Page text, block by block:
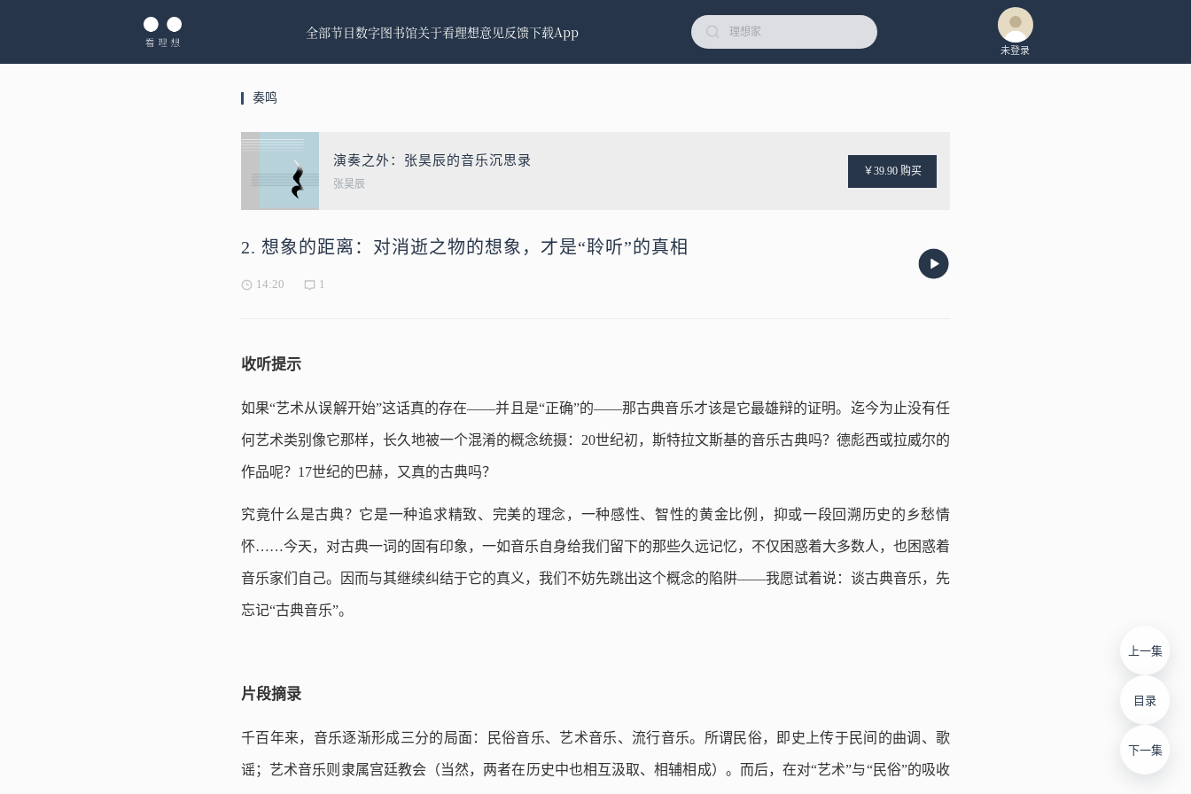
全部节目数字图书馆关于看理想意见反馈下载App
未登录
奏鸣
演奏之外：张昊辰的音乐沉思录
张昊辰
￥39.90 购买
2. 想象的距离：对消逝之物的想象，才是“聆听”的真相
14:20 1
上一集
目录
下一集
收听提示
如果“艺术从误解开始”这话真的存在——并且是“正确”的——那古典音乐才该是它最雄辩的证明。迄今为止没有任
何艺术类别像它那样，长久地被一个混淆的概念统摄：20世纪初，斯特拉文斯基的音乐古典吗？德彪西或拉威尔的
作品呢？17世纪的巴赫，又真的古典吗？
究竟什么是古典？它是一种追求精致、完美的理念，一种感性、智性的黄金比例，抑或一段回溯历史的乡愁情
怀……今天，对古典一词的固有印象，一如音乐自身给我们留下的那些久远记忆，不仅困惑着大多数人，也困惑着
音乐家们自己。因而与其继续纠结于它的真义，我们不妨先跳出这个概念的陷阱——我愿试着说：谈古典音乐，先
忘记“古典音乐”。
片段摘录
千百年来，音乐逐渐形成三分的局面：民俗音乐、艺术音乐、流行音乐。所谓民俗，即史上传于民间的曲调、歌
谣；艺术音乐则隶属宫廷教会（当然，两者在历史中也相互汲取、相辅相成）。而后，在对“艺术”与“民俗”的吸收